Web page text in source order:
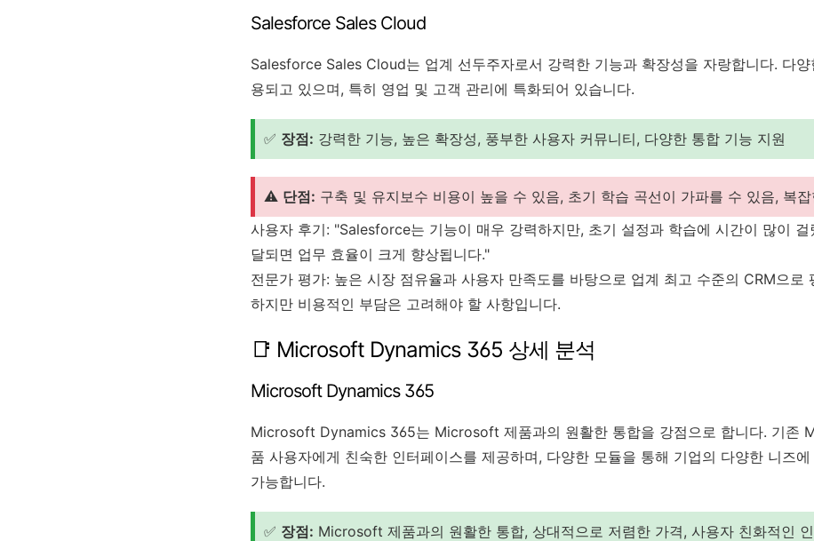
Salesforce Sales Cloud
Salesforce Sales Cloud는 업계 선두주자로서 강력한 기능과 확장성을 자랑합니다. 다
용되고 있으며, 특히 영업 및 고객 관리에 특화되어 있습니다.
✅ 장점: 강력한 기능, 높은 확장성, 풍부한 사용자 커뮤니티, 다양한 통합 기능 지원
⚠️ 단점: 구축 및 유지보수 비용이 높을 수 있음, 초기 학습 곡선이 가파를 수 있음, 복
사용자 후기: "Salesforce는 기능이 매우 강력하지만, 초기 설정과 학습에 시간이 많이 걸
달되면 업무 효율이 크게 향상됩니다."
전문가 평가: 높은 시장 점유율과 사용자 만족도를 바탕으로 업계 최고 수준의 CRM으로
하지만 비용적인 부담은 고려해야 할 사항입니다.
📑 Microsoft Dynamics 365 상세 분석
Microsoft Dynamics 365
Microsoft Dynamics 365는 Microsoft 제품과의 원활한 통합을 강점으로 합니다. 기존
품 사용자에게 친숙한 인터페이스를 제공하며, 다양한 모듈을 통해 기업의 다양한 니즈
가능합니다.
✅ 장점: Microsoft 제품과의 원활한 통합, 상대적으로 저렴한 가격, 사용자 친화적인